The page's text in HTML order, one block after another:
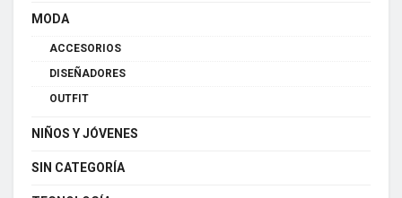
MODA
ACCESORIOS
DISEÑADORES
OUTFIT
NIÑOS Y JÓVENES
SIN CATEGORÍA